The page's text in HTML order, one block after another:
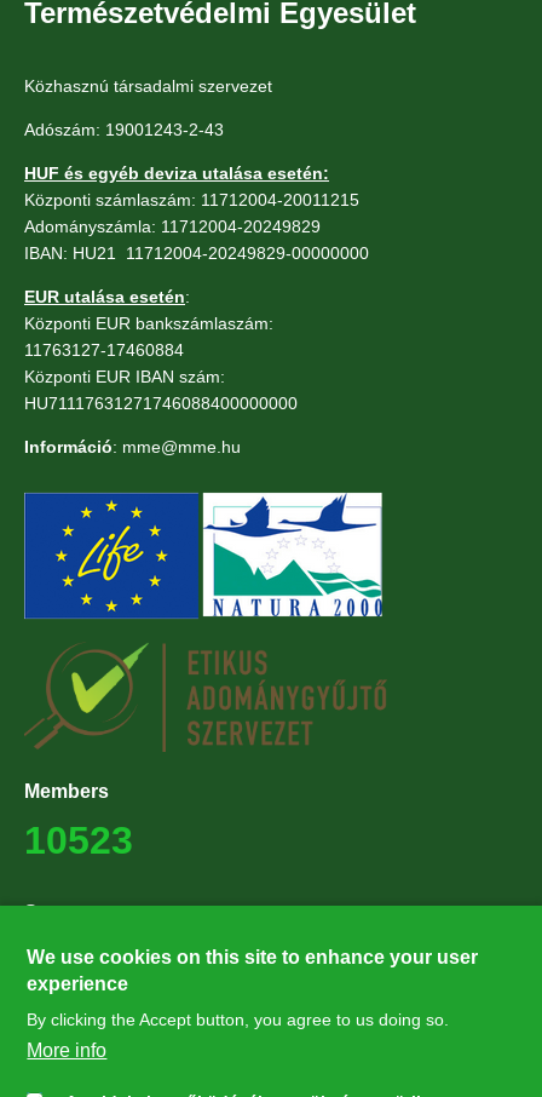
Természetvédelmi Egyesület
Közhasznú társadalmi szervezet
Adószám: 19001243-2-43
HUF és egyéb deviza utalása esetén:
Központi számlaszám: 11712004-20011215
Adományszámla: 11712004-20249829
IBAN: HU21 11712004-20249829-00000000
EUR utalása esetén:
Központi EUR bankszámlaszám:
11763127-17460884
Központi EUR IBAN szám:
HU71117631271746088400000000
Információ: mme@mme.hu
Members
10523
Supporters
27224
Hírlevél feliratkozás
We use cookies on this site to enhance your user
experience
By clicking the Accept button, you agree to us doing so.
More info